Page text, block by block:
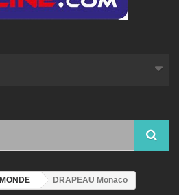
MONDE DRAPEAU Monaco